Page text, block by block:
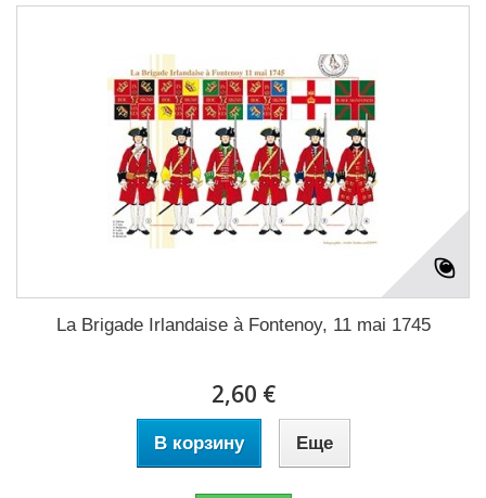
La Brigade Irlandaise à Fontenoy, 11 mai 1745
2,60 €
В корзину Еще